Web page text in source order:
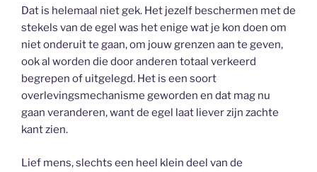
Dat is helemaal niet gek. Het jezelf beschermen met de
stekels van de egel was het enige wat je kon doen om
niet onderuit te gaan, om jouw grenzen aan te geven,
ook al worden die door anderen totaal verkeerd
begrepen of uitgelegd. Het is een soort
overlevingsmechanisme geworden en dat mag nu
gaan veranderen, want de egel laat liever zijn zachte
kant zien.
Lief mens, slechts een heel klein deel van de